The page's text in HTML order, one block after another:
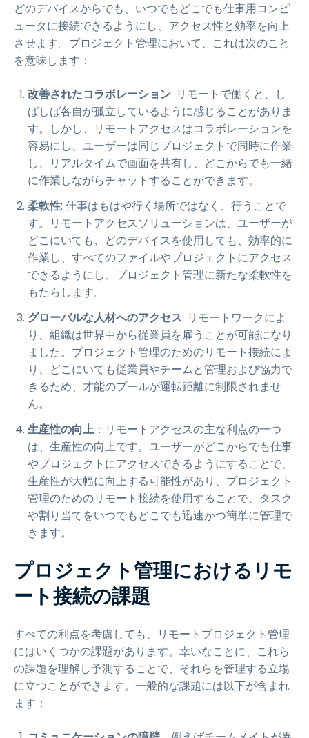
どのデバイスからでも、いつでもどこでも仕事用コンピ
ュータに接続できるようにし、アクセス性と効率を向上
させます。プロジェクト管理において、これは次のこと
を意味します：
改善されたコラボレーション: リモートで働くと、し
ばしば各自が孤立しているように感じることがありま
す。しかし、リモートアクセスはコラボレーションを
容易にし、ユーザーは同じプロジェクトで同時に作業
し、リアルタイムで画面を共有し、どこからでも一緒
に作業しながらチャットすることができます。
柔軟性: 仕事はもはや行く場所ではなく、行うことで
す。リモートアクセスソリューションは、ユーザーが
どこにいても、どのデバイスを使用しても、効率的に
作業し、すべてのファイルやプロジェクトにアクセス
できるようにし、プロジェクト管理に新たな柔軟性を
もたらします。
グローバルな人材へのアクセス: リモートワークによ
り、組織は世界中から従業員を雇うことが可能になり
ました。プロジェクト管理のためのリモート接続によ
り、どこにいても従業員やチームと管理および協力で
きるため、才能のプールが運転距離に制限されませ
ん。
生産性の向上 ：リモートアクセスの主な利点の一つ
は、生産性の向上です。ユーザーがどこからでも仕事
やプロジェクトにアクセスできるようにすることで、
生産性が大幅に向上する可能性があり、プロジェクト
管理のためのリモート接続を使用することで、タスク
や割り当てをいつでもどこでも迅速かつ簡単に管理で
きます。
プロジェクト管理におけるリモ
ート接続の課題
すべての利点を考慮しても、リモートプロジェクト管理
にはいくつかの課題があります。幸いなことに、これら
の課題を理解し予測することで、それらを管理する立場
に立つことができます。一般的な課題には以下が含まれ
ます：